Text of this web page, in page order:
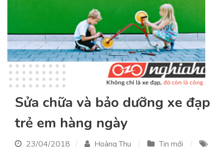
Sửa chữa và bảo dưỡng xe đạp
trẻ em hàng ngày
23/04/2018 Hoàng Thu Tin mới